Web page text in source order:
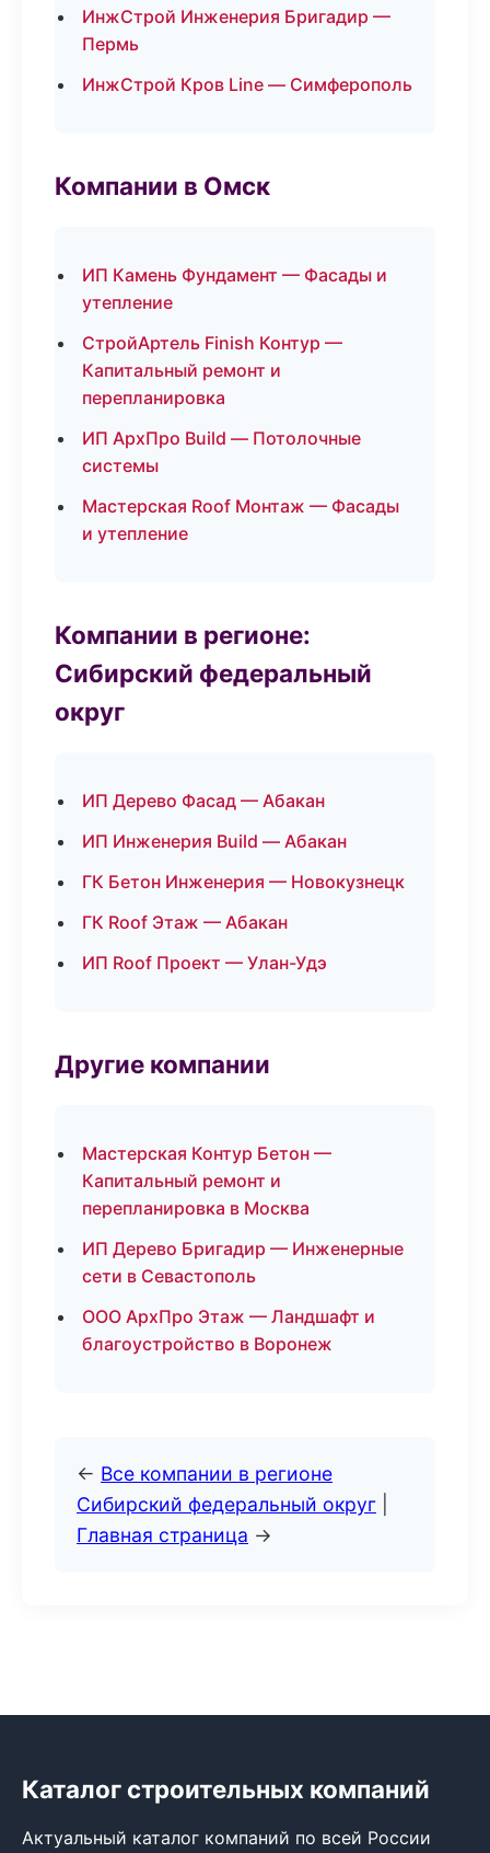
ИнжСтрой Инженерия Бригадир —
Пермь
ИнжСтрой Кров Line — Симферополь
Компании в Омск
ИП Камень Фундамент — Фасады и
утепление
СтройАртель Finish Контур —
Капитальный ремонт и
перепланировка
ИП АрхПро Build — Потолочные
системы
Мастерская Roof Монтаж — Фасады
и утепление
Компании в регионе:
Сибирский федеральный
округ
ИП Дерево Фасад — Абакан
ИП Инженерия Build — Абакан
ГК Бетон Инженерия — Новокузнецк
ГК Roof Этаж — Абакан
ИП Roof Проект — Улан-Удэ
Другие компании
Мастерская Контур Бетон —
Капитальный ремонт и
перепланировка в Москва
ИП Дерево Бригадир — Инженерные
сети в Севастополь
ООО АрхПро Этаж — Ландшафт и
благоустройство в Воронеж
← Все компании в регионе
Сибирский федеральный округ
Главная страница →
Каталог строительных компаний
Актуальный каталог компаний по всей России